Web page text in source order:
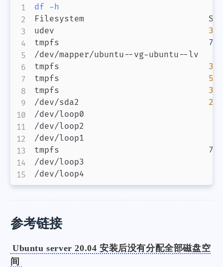
df -h
Filesystem                         Size
udev 3
tmpfs
/dev/mapper/ubuntu--vg-ubuntu--lv
tmpfs 3
tmpfs 5
tmpfs 3
/dev/sda2 2
/dev/loop0
/dev/loop2
/dev/loop1
tmpfs
/dev/loop3
/dev/loop4
参考链接
Ubuntu server 20.04 安装后没有分配全部磁盘空
间